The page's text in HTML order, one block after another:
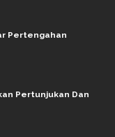
Pertengahan
Pertunjukan Dan